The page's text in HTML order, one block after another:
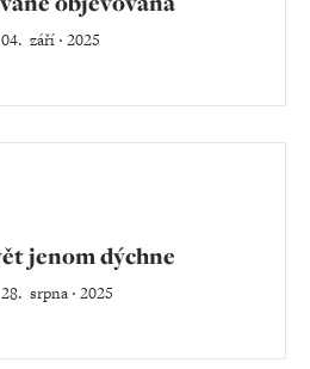
září ‧ 2025
jenom dýchne
srpna ‧ 2025